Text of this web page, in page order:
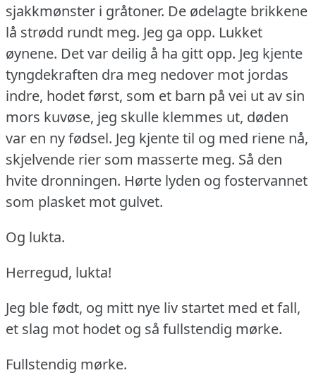
sjakkmønster i gråtoner. De ødelagte brikkene
lå strødd rundt meg. Jeg ga opp. Lukket
øynene. Det var deilig å ha gitt opp. Jeg kjente
tyngdekraften dra meg nedover mot jordas
indre, hodet først, som et barn på vei ut av sin
mors kuvøse, jeg skulle klemmes ut, døden
var en ny fødsel. Jeg kjente til og med riene nå,
skjelvende rier som masserte meg. Så den
hvite dronningen. Hørte lyden og fostervannet
som plasket mot gulvet.
Og lukta.
Herregud, lukta!
Jeg ble født, og mitt nye liv startet med et fall,
et slag mot hodet og så fullstendig mørke.
Fullstendig mørke.